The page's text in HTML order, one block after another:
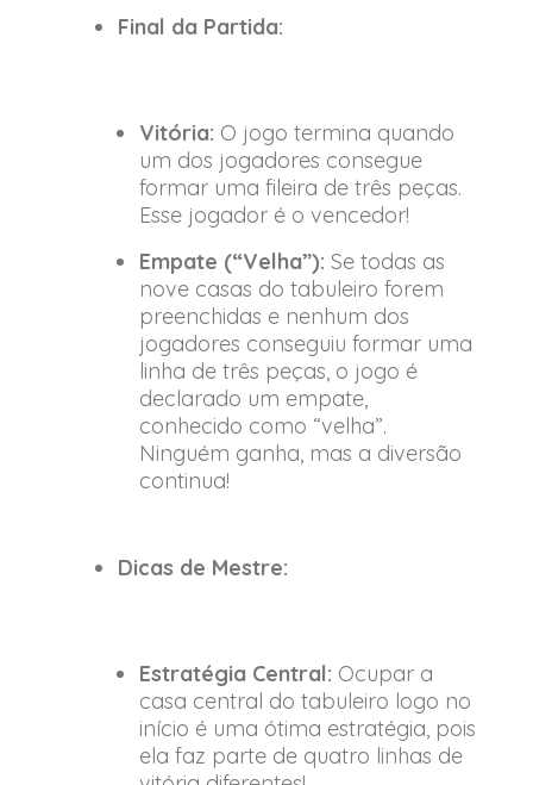
Final da Partida:
Vitória: O jogo termina quando
um dos jogadores consegue
formar uma fileira de três peças.
Esse jogador é o vencedor!
Empate (“Velha”): Se todas as
nove casas do tabuleiro forem
preenchidas e nenhum dos
jogadores conseguiu formar uma
linha de três peças, o jogo é
declarado um empate,
conhecido como “velha”.
Ninguém ganha, mas a diversão
continua!
Dicas de Mestre:
Estratégia Central: Ocupar a
casa central do tabuleiro logo no
início é uma ótima estratégia, pois
ela faz parte de quatro linhas de